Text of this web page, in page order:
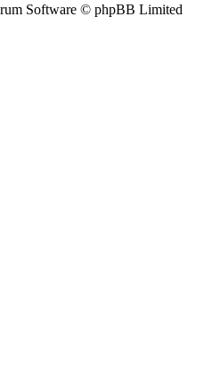
Software © phpBB Limited